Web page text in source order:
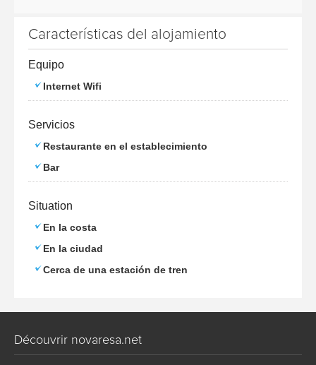
Características del alojamiento
Equipo
Internet Wifi
Servicios
Restaurante en el establecimiento
Bar
Situation
En la costa
En la ciudad
Cerca de una estación de tren
Découvrir novaresa.net